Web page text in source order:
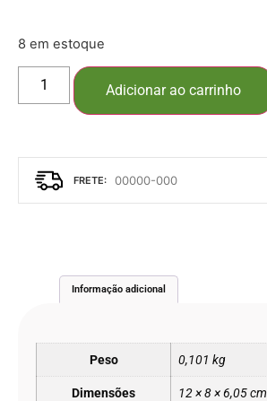
8 em estoque
Adicionar ao carrinho
Informação adicional
Peso 0,101 kg
Dimensões 12 × 8 × 6,05 cm